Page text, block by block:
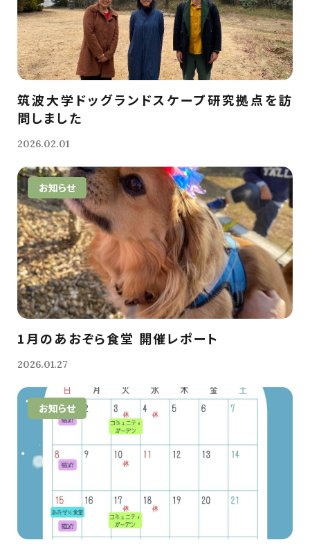
筑波大学ドッグランドスケープ研究拠点を訪
問しました
2026.02.01
お知らせ
1月のあおぞら食堂 開催レポート
2026.01.27
お知らせ